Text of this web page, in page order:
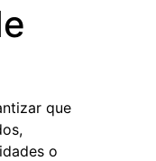
que
o